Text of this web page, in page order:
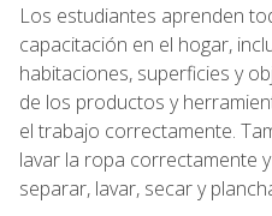
Los estudiantes aprenden
capacitación en el hogar,
habitaciones, superficies y
de los productos y
el trabajo correctamente.
lavar la ropa correctamente
separar, lavar, secar y